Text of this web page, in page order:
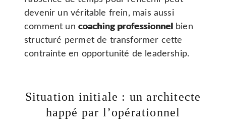
devenir un véritable frein, mais aussi
comment un coaching professionnel
bien
structuré permet de transformer cette
contrainte en opportunité de leadership.
Situation initiale : un architecte
happé par l’opérationnel